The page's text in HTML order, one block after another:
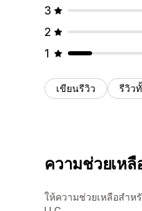
3
2
1
เขียนรีวิว รีวิว
ความช่วยเหลื
ให้ความช่วยเหลือสำห